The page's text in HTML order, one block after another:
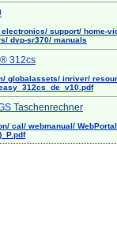
support/ home-
dvp-sr370/ manuals
312cs
globalassets/ inriver/
Taschenrechner
cal/ webmanual/